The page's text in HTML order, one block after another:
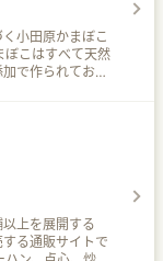
小田原かまぼこ
で作られてお
上を展開する
する通販サイトで